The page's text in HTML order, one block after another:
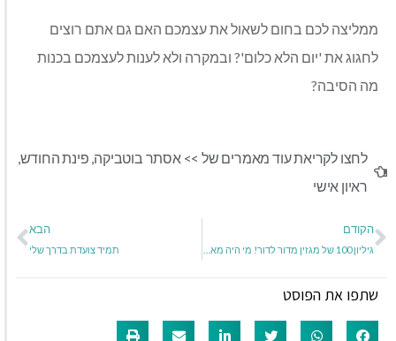
ממליצה לכם בחום לשאול את עצמכם האם גם אתם רוצים
לחגוג את 'יום הלא כלום'? ובמקרה ולא לענות לעצמכם בכנות
מה הסיבה?
לחצו לקריאת עוד מאמרים של >> אסתר בוטביקה פינת החודש
ראיון אישי
הקודם הבא
תמיד צועדת בדרך שלי
שתפו את הפוסט